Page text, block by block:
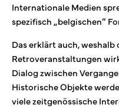
Internationale Medien
spezifisch „belgischen”
Das erklärt auch,
Retroveranstaltungen
Dialog zwischen
Historische Objekte
viele zeitgenössische